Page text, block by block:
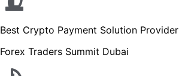
Best Crypto Payment Solution Provider
Forex Traders Summit Dubai